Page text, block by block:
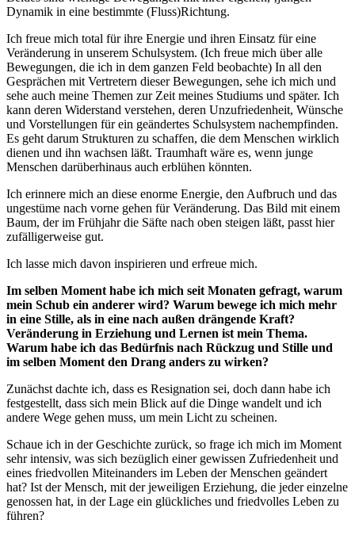
Dynamik in eine bestimmte (Fluss)Richtung.
Ich freue mich total für ihre Energie und ihren Einsatz für eine
Veränderung in unserem Schulsystem. (Ich freue mich über alle
Bewegungen, die ich in dem ganzen Feld beobachte) In all den
Gesprächen mit Vertretern dieser Bewegungen, sehe ich mich und
sehe auch meine Themen zur Zeit meines Studiums und später. Ich
kann deren Widerstand verstehen, deren Unzufriedenheit, Wünsche
und Vorstellungen für ein geändertes Schulsystem nachempfinden.
Es geht darum Strukturen zu schaffen, die dem Menschen wirklich
dienen und ihn wachsen läßt. Traumhaft wäre es, wenn junge
Menschen darüberhinaus auch erblühen könnten.
Ich erinnere mich an diese enorme Energie, den Aufbruch und das
ungestüme nach vorne gehen für Veränderung. Das Bild mit einem
Baum, der im Frühjahr die Säfte nach oben steigen läßt, passt hier
zufälligerweise gut.
Ich lasse mich davon inspirieren und erfreue mich.
Im selben Moment habe ich mich seit Monaten gefragt, warum
mein Schub ein anderer wird? Warum bewege ich mich mehr
in eine Stille, als in eine nach außen drängende Kraft?
Veränderung in Erziehung und Lernen ist mein Thema.
Warum habe ich das Bedürfnis nach Rückzug und Stille und
im selben Moment den Drang anders zu wirken?
Zunächst dachte ich, dass es Resignation sei, doch dann habe ich
festgestellt, dass sich mein Blick auf die Dinge wandelt und ich
andere Wege gehen muss, um mein Licht zu scheinen.
Schaue ich in der Geschichte zurück, so frage ich mich im Moment
sehr intensiv, was sich bezüglich einer gewissen Zufriedenheit und
eines friedvollen Miteinanders im Leben der Menschen geändert
hat? Ist der Mensch, mit der jeweiligen Erziehung, die jeder einzelne
genossen hat, in der Lage ein glückliches und friedvolles Leben zu
führen?